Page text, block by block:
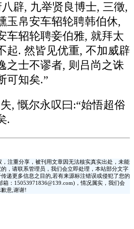
辟, 九举贤良博士, 三徵,
玉帛安车轺轮聘韩伯休,
车轺轮聘妾伯雅, 就拜太
起. 然皆见优重, 不加威辟
之士不谬者, 则吕尚之诛
可知矣.”
, 慨尔永叹曰:“始悟超俗
.
注重分享，被刊用文章因无法核实真实出处，未能
，请联系管理员，我们会立即处理，本站部分文字
递更多信息之目的,若有来源标注错误或侵犯了您的
：15053971836@139.com)，情况属实，我们会
意,谢谢!